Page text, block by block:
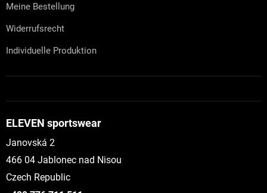
Meine Bestellung
Widerrufsrecht
Individuelle Produktion
ELEVEN sportswear
Janovská 2
466 04 Jablonec nad Nisou
Czech Republic